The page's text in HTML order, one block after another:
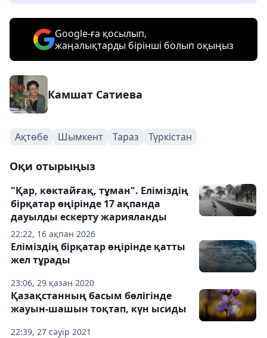
Google-ға қосылып,
жаңалықтарды бірінші болып оқыңыз
Камшат Сатиева
Ақтөбе Шымкент Тараз Түркістан
Оқи отырыңыз
22:22, 16 ақпан 2026
"Қар, көктайғақ, тұман". Еліміздің
бірқатар өңірінде 17 ақпанда
дауылды ескерту жарияланды
23:06, 29 қазан 2020
Еліміздің бірқатар өңірінде қатты
жел тұрады
22:39, 27 сәуір 2021
Қазақстанның басым бөлігінде
жауын-шашын тоқтап, күн ысиды